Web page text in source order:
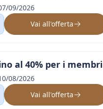
09/2026
Vai all'offerta
al 40% per i membri
08/2026
Vai all'offerta